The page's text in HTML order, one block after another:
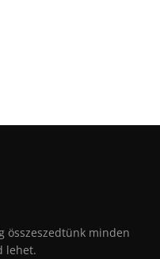
összeszedtünk minden
lehet.